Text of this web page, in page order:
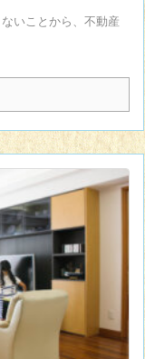
いことから、不動産